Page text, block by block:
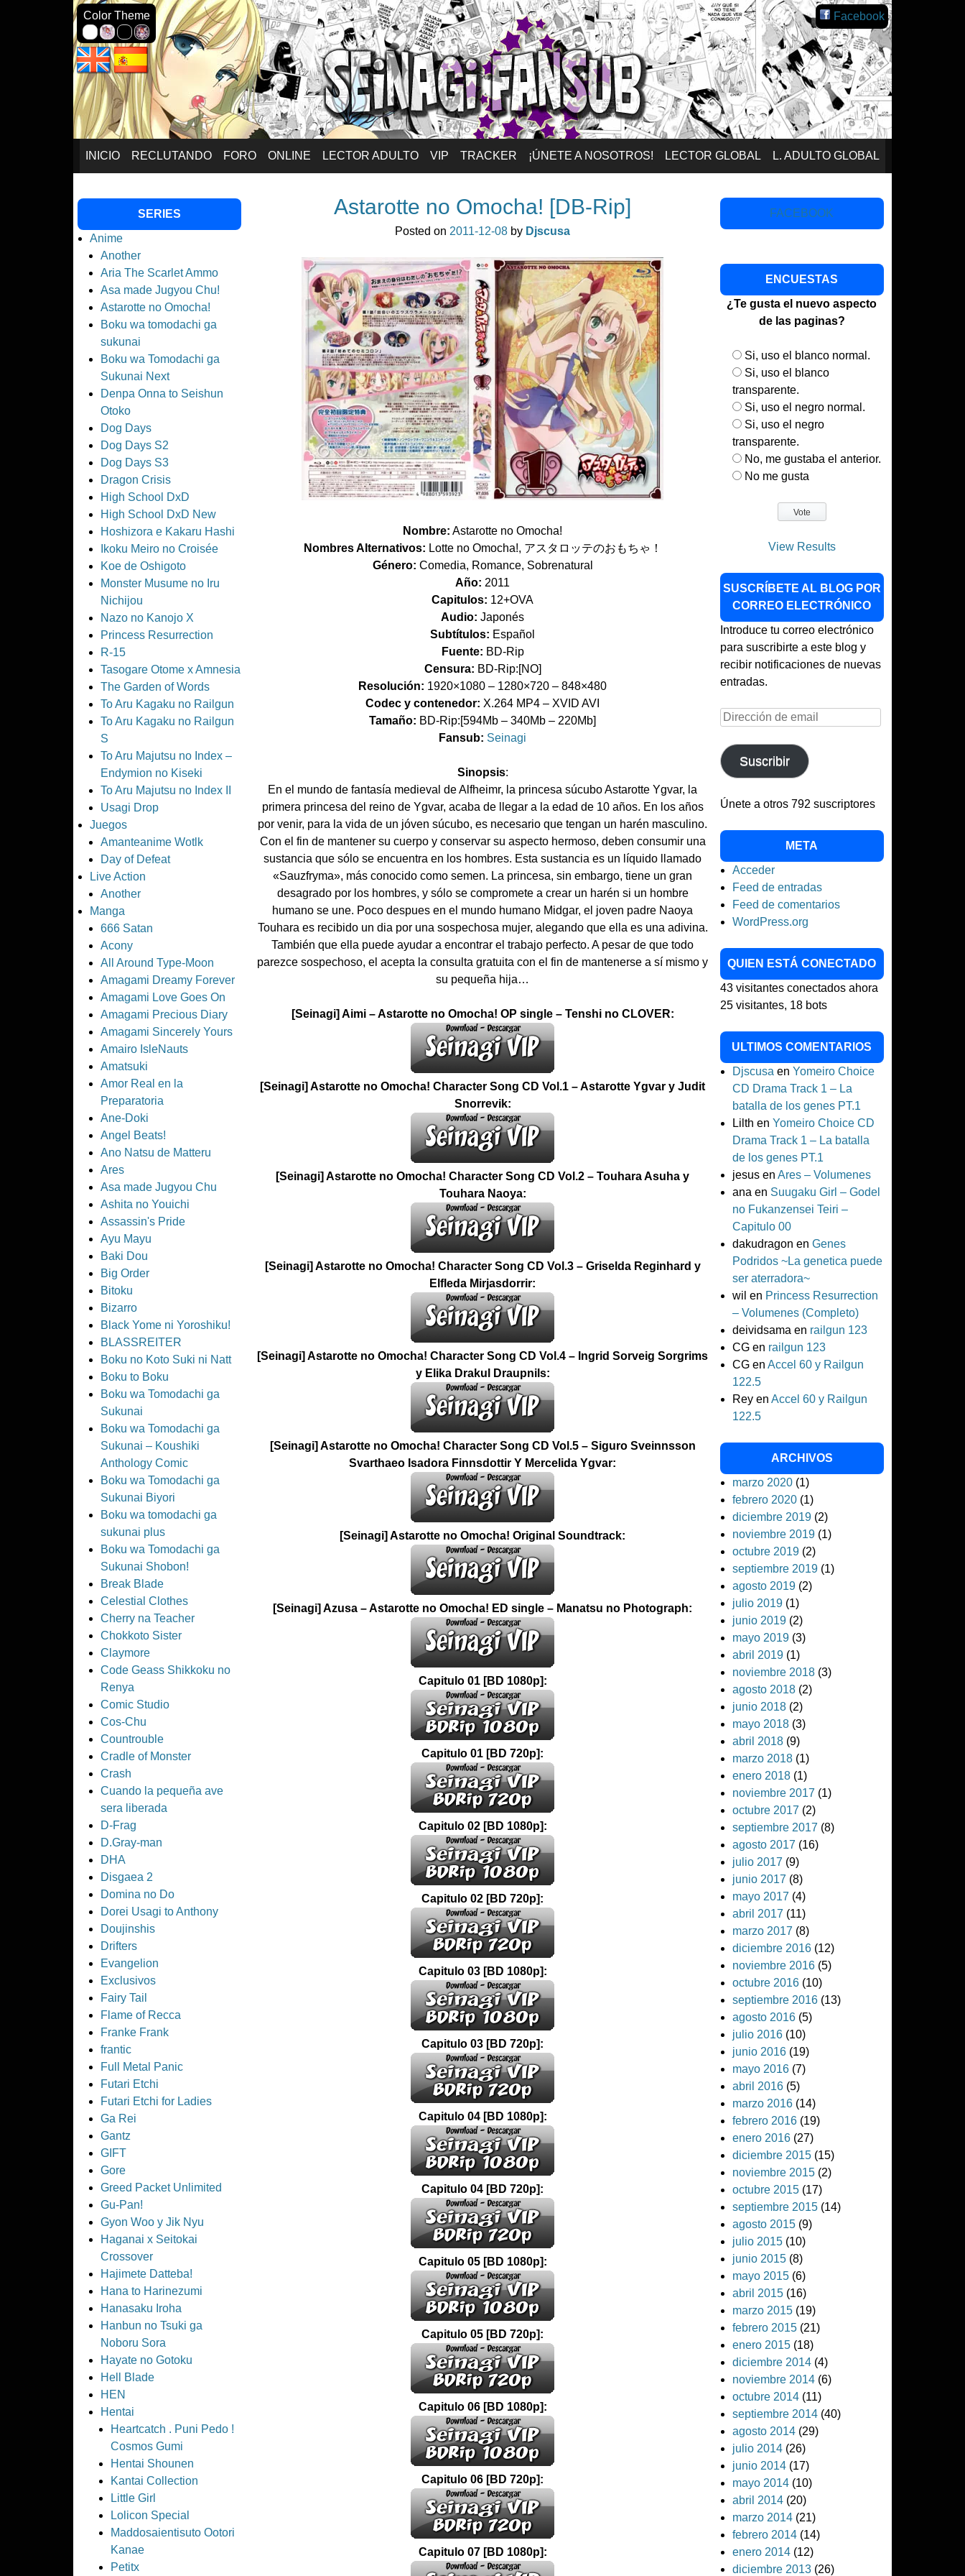
Seinagi Fansub – Español
Color Theme Facebook
SKIP
INICIO RECLUTANDO FORO ONLINE LECTOR ADULTO VIP TRACKER ¡ÚNETE A NOSOTROS! LECTOR GLOBAL L. ADULTO GLOBAL
Astarotte no Omocha! [DB-Rip]
Posted on 2011-12-08 by Djscusa
Nombre: Astarotte no Omocha!
Nombres Alternativos: Lotte no Omocha!, アスタロッテのおもちゃ！
Género: Comedia, Romance, Sobrenatural
Año: 2011
Capitulos: 12+OVA
Audio: Japonés
Subtítulos: Español
Fuente: BD-Rip
Censura: BD-Rip:[NO]
Resolución: 1920×1080 – 1280×720 – 848×480
Codec y contenedor: X.264 MP4 – XVID AVI
Tamaño: BD-Rip:[594Mb – 340Mb – 220Mb]
Fansub: Seinagi
Sinopsis:
En el mundo de fantasía medieval de Alfheimr, la princesa súcubo Astarotte Ygvar, la
primera princesa del reino de Ygvar, acaba de llegar a la edad de 10 años. En los años
por venir, para la vida de un jóven súcubo, es necesario que tengan un harén masculino.
Con el fin de mantener su cuerpo y conservar su aspecto hermoso, deben consumir una
sustancia que sólo se encuentra en los hombres. Esta sustancia es un líquido llamado
«Sauzfryma», más conocido como semen. La princesa, sin embargo, tiene un gran
desagrado por los hombres, y sólo se compromete a crear un harén si un hombre
humano se une. Poco despues en el mundo humano Midgar, el joven padre Naoya
Touhara es recibido un dia por una sospechosa mujer, alegando que ella es una adivina.
También que ella puede ayudar a encontrar el trabajo perfecto. A pesar de que todo
parezce sospechoso, el acepta la consulta gratuita con el fin de mantenerse a sí mismo y
su pequeña hija…
[Seinagi] Aimi – Astarotte no Omocha! OP single – Tenshi no CLOVER:
[Seinagi] Astarotte no Omocha! Character Song CD Vol.1 – Astarotte Ygvar y Judit
Snorrevik:
[Seinagi] Astarotte no Omocha! Character Song CD Vol.2 – Touhara Asuha y
Touhara Naoya:
[Seinagi] Astarotte no Omocha! Character Song CD Vol.3 – Griselda Reginhard y
Elfleda Mirjasdorrir:
[Seinagi] Astarotte no Omocha! Character Song CD Vol.4 – Ingrid Sorveig Sorgrims
y Elika Drakul Draupnils:
[Seinagi] Astarotte no Omocha! Character Song CD Vol.5 – Siguro Sveinnsson
Svarthaeo Isadora Finnsdottir Y Mercelida Ygvar:
[Seinagi] Astarotte no Omocha! Original Soundtrack:
[Seinagi] Azusa – Astarotte no Omocha! ED single – Manatsu no Photograph:
Capitulo 01 [BD 1080p]:
Capitulo 01 [BD 720p]:
Capitulo 02 [BD 1080p]:
Capitulo 02 [BD 720p]:
Capitulo 03 [BD 1080p]:
Capitulo 03 [BD 720p]:
Capitulo 04 [BD 1080p]:
Capitulo 04 [BD 720p]:
Capitulo 05 [BD 1080p]:
Capitulo 05 [BD 720p]:
Capitulo 06 [BD 1080p]:
Capitulo 06 [BD 720p]:
Capitulo 07 [BD 1080p]:
SERIES
Anime
Another
Aria The Scarlet Ammo
Asa made Jugyou Chu!
Astarotte no Omocha!
Boku wa tomodachi ga
sukunai
Boku wa Tomodachi ga
Sukunai Next
Denpa Onna to Seishun
Otoko
Dog Days
Dog Days S2
Dog Days S3
Dragon Crisis
High School DxD
High School DxD New
Hoshizora e Kakaru Hashi
Ikoku Meiro no Croisée
Koe de Oshigoto
Monster Musume no Iru
Nichijou
Nazo no Kanojo X
Princess Resurrection
R-15
Tasogare Otome x Amnesia
The Garden of Words
To Aru Kagaku no Railgun
To Aru Kagaku no Railgun
S
To Aru Majutsu no Index –
Endymion no Kiseki
To Aru Majutsu no Index II
Usagi Drop
Juegos
Amanteanime Wotlk
Day of Defeat
Live Action
Another
Manga
666 Satan
Acony
All Around Type-Moon
Amagami Dreamy Forever
Amagami Love Goes On
Amagami Precious Diary
Amagami Sincerely Yours
Amairo IsleNauts
Amatsuki
Amor Real en la
Preparatoria
Ane-Doki
Angel Beats!
Ano Natsu de Matteru
Ares
Asa made Jugyou Chu
Ashita no Youichi
Assassin's Pride
Ayu Mayu
Baki Dou
Big Order
Bitoku
Bizarro
Black Yome ni Yoroshiku!
BLASSREITER
Boku no Koto Suki ni Natt
Boku to Boku
Boku wa Tomodachi ga
Sukunai
Boku wa Tomodachi ga
Sukunai – Koushiki
Anthology Comic
Boku wa Tomodachi ga
Sukunai Biyori
Boku wa tomodachi ga
sukunai plus
Boku wa Tomodachi ga
Sukunai Shobon!
Break Blade
Celestial Clothes
Cherry na Teacher
Chokkoto Sister
Claymore
Code Geass Shikkoku no
Renya
Comic Studio
Cos-Chu
Countrouble
Cradle of Monster
Crash
Cuando la pequeña ave
sera liberada
D-Frag
D.Gray-man
DHA
Disgaea 2
Domina no Do
Dorei Usagi to Anthony
Doujinshis
Drifters
Evangelion
Exclusivos
Fairy Tail
Flame of Recca
Franke Frank
frantic
Full Metal Panic
Futari Etchi
Futari Etchi for Ladies
Ga Rei
Gantz
GIFT
Gore
Greed Packet Unlimited
Gu-Pan!
Gyon Woo y Jik Nyu
Haganai x Seitokai
Crossover
Hajimete Datteba!
Hana to Harinezumi
Hanasaku Iroha
Hanbun no Tsuki ga
Noboru Sora
Hayate no Gotoku
Hell Blade
HEN
Hentai
Heartcatch . Puni Pedo !
Cosmos Gumi
Hentai Shounen
Kantai Collection
Little Girl
Lolicon Special
Maddosaientisuto Ootori
Kanae
Petitx
FACEBOOK
ENCUESTAS
¿Te gusta el nuevo aspecto
de las paginas?
Si, uso el blanco normal.
Si, uso el blanco
transparente.
Si, uso el negro normal.
Si, uso el negro
transparente.
No, me gustaba el anterior.
No me gusta
View Results
SUSCRÍBETE AL BLOG POR
CORREO ELECTRÓNICO
Introduce tu correo electrónico
para suscribirte a este blog y
recibir notificaciones de nuevas
entradas.
Dirección
email
Suscribir
Únete a otros 792 suscriptores
META
Acceder
Feed de entradas
Feed de comentarios
WordPress.org
QUIEN ESTÁ CONECTADO
43 visitantes conectados ahora
25 visitantes, 18 bots
ULTIMOS COMENTARIOS
Djscusa enYomeiro Choice
CD Drama Track 1 – La
batalla de los genes PT.1
Lilth enYomeiro Choice CD
Drama Track 1 – La batalla
de los genes PT.1
jesus enAres – Volumenes
ana en Suugaku Girl – Godel
no Fukanzensei Teiri –
Capitulo 00
dakudragon enGenes
Podridos ~La genetica puede
ser aterradora~
wil en Princess Resurrection
– Volumenes (Completo)
deividsama en railgun 123
CG en railgun 123
CG enAccel 60 y Railgun
122.5
Rey enAccel 60 y Railgun
122.5
ARCHIVOS
marzo 2020 (1)
febrero 2020 (1)
diciembre 2019 (2)
noviembre 2019 (1)
octubre 2019 (2)
septiembre 2019 (1)
agosto 2019 (2)
julio 2019 (1)
junio 2019 (2)
mayo 2019 (3)
abril 2019 (1)
noviembre 2018 (3)
agosto 2018 (2)
junio 2018 (2)
mayo 2018 (3)
abril 2018 (9)
marzo 2018 (1)
enero 2018 (1)
noviembre 2017 (1)
octubre 2017 (2)
septiembre 2017 (8)
agosto 2017 (16)
julio 2017 (9)
junio 2017 (8)
mayo 2017 (4)
abril 2017 (11)
marzo 2017 (8)
diciembre 2016 (12)
noviembre 2016 (5)
octubre 2016 (10)
septiembre 2016 (13)
agosto 2016 (5)
julio 2016 (10)
junio 2016 (19)
mayo 2016 (7)
abril 2016 (5)
marzo 2016 (14)
febrero 2016 (19)
enero 2016 (27)
diciembre 2015 (15)
noviembre 2015 (2)
octubre 2015 (17)
septiembre 2015 (14)
agosto 2015 (9)
julio 2015 (10)
junio 2015 (8)
mayo 2015 (6)
abril 2015 (16)
marzo 2015 (19)
febrero 2015 (21)
enero 2015 (18)
diciembre 2014 (4)
noviembre 2014 (6)
octubre 2014 (11)
septiembre 2014 (40)
agosto 2014 (29)
julio 2014 (26)
junio 2014 (17)
mayo 2014 (10)
abril 2014 (20)
marzo 2014 (21)
febrero 2014 (14)
enero 2014 (12)
diciembre 2013 (26)